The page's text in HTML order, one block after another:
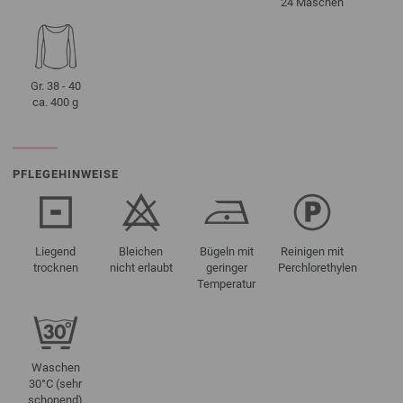
Gr. 38 - 40
ca. 400 g
PFLEGEHINWEISE
Liegend
trocknen
Bleichen
nicht erlaubt
Bügeln mit
geringer
Temperatur
Reinigen mit
Perchlorethylen
Waschen
30°C (sehr
schonend)